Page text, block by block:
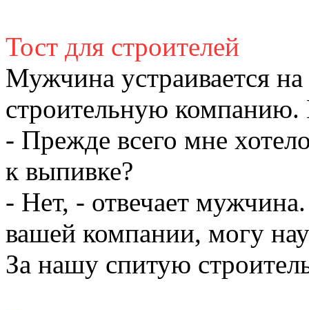
Тост для строителей
Мужчина устраивается
строительную
- Прежде всего мне
к выпивке?
- Нет, - отвечает
вашей компании, могу
За нашу спитую